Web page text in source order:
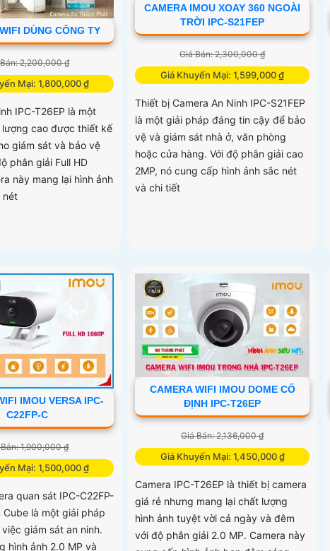
DÙNG CÔNG TY
2,200,000 ₫
Mại: 1,800,000 ₫
IPC-T26EP là một
lượng cao được thiết kế
giám sát và bảo vệ
phân giải Full HD
này mang lại hình ảnh
nét
CAMERA IMOU XOAY 360 NGOÀI
TRỜI IPC-S21FEP
Giá Bán: 2,300,000 ₫
Giá Khuyến Mại: 1,599,000 ₫
Thiết bị Camera An Ninh IPC-S21FEP
là một giải pháp đáng tin cậy để bảo
vệ và giám sát nhà ở, văn phòng
hoặc cửa hàng. Với độ phân giải cao
2MP, nó cung cấp hình ảnh sắc nét
và chi tiết
IMOU VERSA IPC-
C22FP-C
1,900,000 ₫
Mại: 1,500,000 ₫
quan sát IPC-C22FP-
Cube là một giải pháp
giám sát an ninh.
hình ảnh 2.0 MP và
CAMERA WIFI IMOU DOME CỐ
ĐỊNH IPC-T26EP
Giá Bán: 2,136,000 ₫
Giá Khuyến Mại: 1,450,000 ₫
Camera IPC-T26EP là thiết bị camera
giá rẻ nhưng mang lại chất lượng
hình ảnh tuyệt vời cả ngày và đêm
với độ phân giải 2.0 MP. Camera này